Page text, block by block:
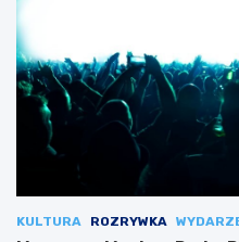
KULTURA ROZRYWKA